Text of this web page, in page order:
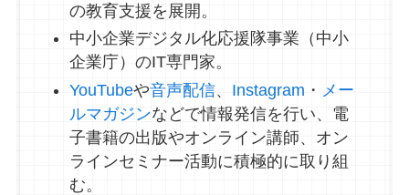
の教育支援を展開。
中小企業デジタル化応援隊事業（中小
企業庁）のIT専門家。
YouTubeや音声配信、 Instagram ・ メー
ルマガジンなどで情報発信を行い、電
子書籍の出版やオンライン講師、オン
ラインセミナー活動に積極的に取り組
む。